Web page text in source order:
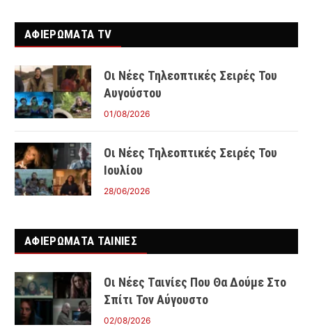
ΑΦΙΕΡΩΜΑΤΑ TV
Οι Νέες Τηλεοπτικές Σειρές Του
Αυγούστου
01/08/2026
Οι Νέες Τηλεοπτικές Σειρές Του
Ιουλίου
28/06/2026
ΑΦΙΕΡΩΜΑΤΑ ΤΑΙΝΊΕΣ
Οι Νέες Ταινίες Που Θα Δούμε Στο
Σπίτι Τον Αύγουστο
02/08/2026